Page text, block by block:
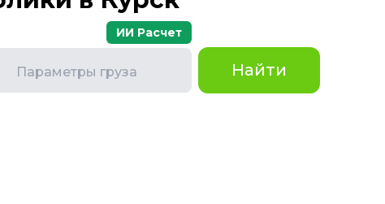
Параметры груза
ИИ Расчет
Найти